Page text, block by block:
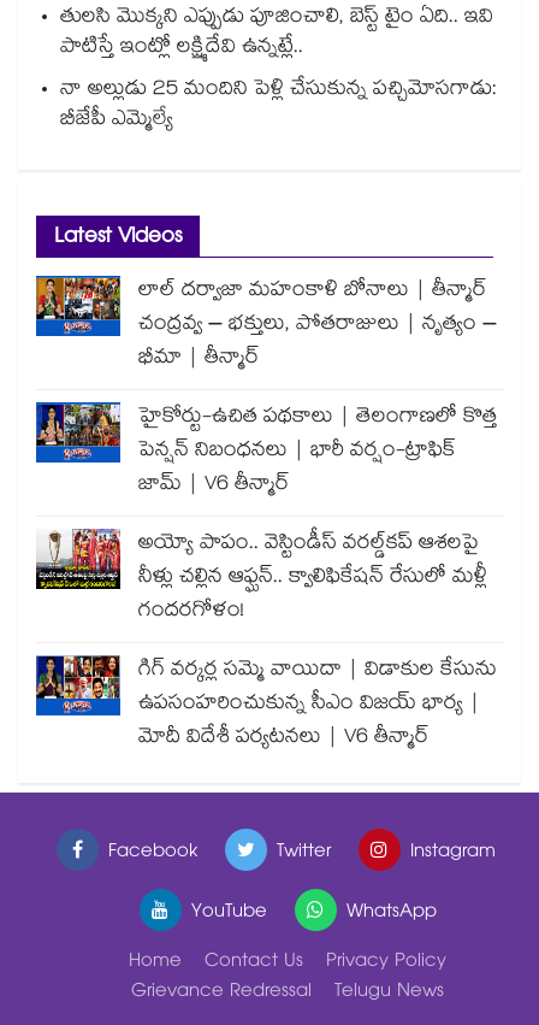
తులసి మొక్కని ఎప్పుడు పూజించాలి, బెస్ట్ టైం ఏది.. ఇవి
పాటిస్తే ఇంట్లో లక్ష్మిదేవి ఉన్నట్లే..
నా అల్లుడు 25 మందిని పెళ్లి చేసుకున్న పచ్చిమోసగాడు:
బీజేపీ ఎమ్మెల్యే
Latest Videos
లాల్ దర్వాజా మహంకాళి బోనాలు | తీన్మార్
చంద్రవ్వ – భక్తులు, పోతరాజులు | నృత్యం –
భీమా | తీన్మార్
హైకోర్టు-ఉచిత పథకాలు | తెలంగాణలో కొత్త
పెన్షన్ నిబంధనలు | భారీ వర్షం-ట్రాఫిక్
జామ్ | V6 తీన్మార్
అయ్యో పాపం.. వెస్టిండీస్ వరల్డ్‌కప్ ఆశలపై
నీళ్లు చల్లిన ఆఫ్ఘన్.. క్వాలిఫికేషన్ రేసులో మళ్లీ
గందరగోళం!
గిగ్ వర్కర్ల సమ్మె వాయిదా | విడాకుల కేసును
ఉపసంహరించుకున్న సీఎం విజయ్ భార్య |
మోదీ విదేశీ పర్యటనలు | V6 తీన్మార్
Facebook Twitter
Instagram
YouTube
WhatsApp
Home
Contact Us
Privacy Policy
Grievance Redressal
Telugu News